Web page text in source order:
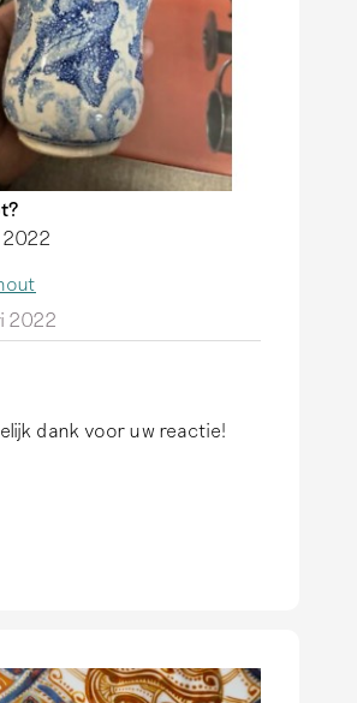
2022
2022
dank voor uw reactie!